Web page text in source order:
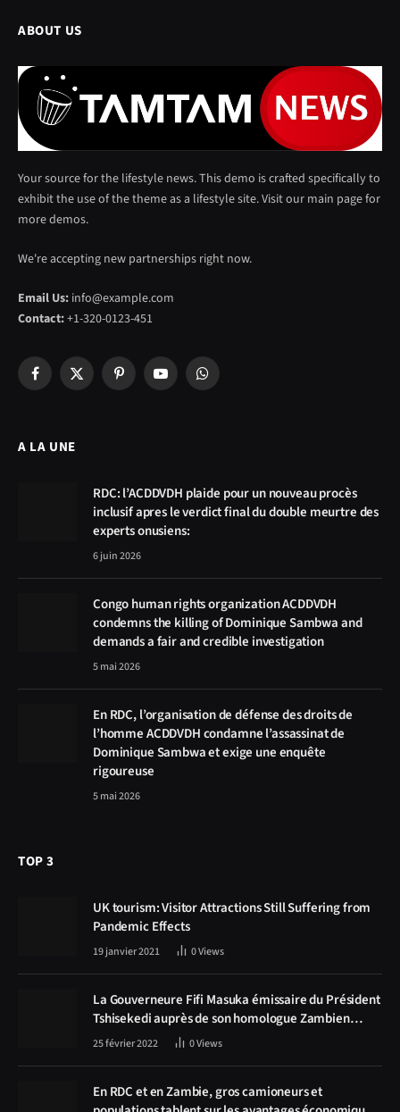
ABOUT US
Your source for the lifestyle news. This demo is crafted specifically to
exhibit the use of the theme as a lifestyle site. Visit our main page for
more demos.
We're accepting new partnerships right now.
Email Us: info@example.com
Contact:+1-320-0123-451
Facebook
X
PinterestYouTubeWhatsApp
A LA UNE
RDC: l’ACDDVDH plaide pour un nouveau procès
inclusif apres le verdict final du double meurtre des
experts onusiens:
6 juin 2026
Congo human rights organization ACDDVDH
condemns the killing of Dominique Sambwa and
demands a fair and credible investigation
5 mai 2026
En RDC, l’organisation de défense des droits de
l’homme ACDDVDH condamne l’assassinat de
Dominique Sambwa et exige une enquête
rigoureuse
5 mai 2026
TOP 3
UK tourism: Visitor Attractions Still Suffering from
Pandemic Effects
19 janvier 2021 0Views
La Gouverneure Fifi Masuka émissaire du Président
Tshisekedi auprès de son homologue Zambien
Hichilema, la construction de la route Kolwezi -
25 février 2022 0Views
En RDC et en Zambie, gros camioneurs et